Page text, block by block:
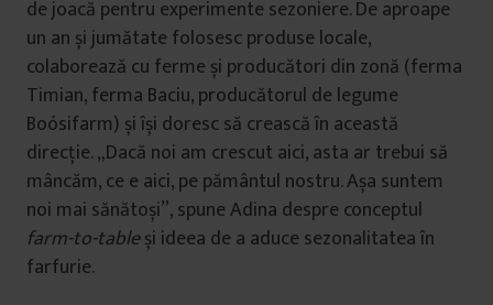
de joacă pentru experimente sezoniere. De aproape
un an și jumătate folosesc produse locale,
colaborează cu ferme și producători din zonă (ferma
Timian, ferma Baciu, producătorul de legume
Boósifarm) și își doresc să crească în această
direcție. „Dacă noi am crescut aici, asta ar trebui să
mâncăm, ce e aici, pe pământul nostru. Așa suntem
noi mai sănătoși”, spune Adina despre conceptul
farm-to-tableși ideea de a aduce sezonalitatea în
farfurie.